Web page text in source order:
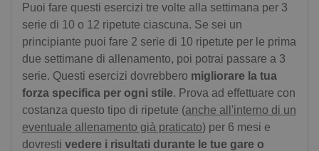
Puoi fare questi esercizi tre volte alla settimana per 3
serie di 10 o 12 ripetute ciascuna. Se sei un
principiante puoi fare 2 serie di 10 ripetute per le prima
due settimane di allenamento, poi potrai passare a 3
serie. Questi esercizi dovrebbero migliorare la tua
forza specifica per ogni stile. Prova ad effettuare con
costanza questo tipo di ripetute (anche all'interno di un
eventuale allenamento già praticato) per 6 mesi e
dovresti vedere i risultati durante le tue gare o